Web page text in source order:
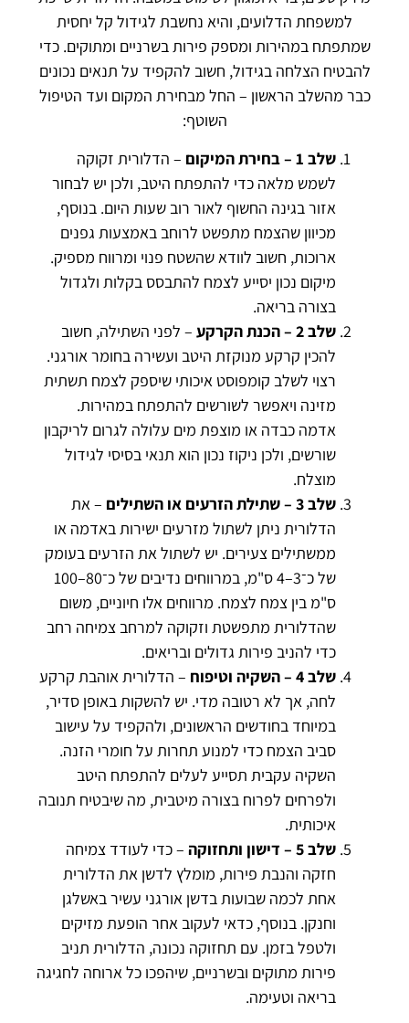
למשפחת הדלועים, והיא נחשבת לגידול קל יחסית
שמתפתח במהירות ומספק פירות בשרניים ומתוקים. כדי
להבטיח הצלחה בגידול, חשוב להקפיד על תנאים נכונים
כבר מהשלב הראשון – החל מבחירת המקום ועד הטיפול
השוטף:
שלב 1 – בחירת המיקום
– הדלורית זקוקה
לשמש מלאה כדי להתפתח היטב, ולכן יש לבחור
אזור בגינה החשוף לאור רוב שעות היום. בנוסף,
מכיוון שהצמח מתפשט לרוחב באמצעות גפנים
ארוכות, חשוב לוודא שהשטח פנוי ומרווח מספיק.
מיקום נכון יסייע לצמח להתבסס בקלות ולגדול
בצורה בריאה.
שלב 2 – הכנת הקרקע
– לפני השתילה, חשוב
להכין קרקע מנוקזת היטב ועשירה בחומר אורגני.
רצוי לשלב קומפוסט איכותי שיספק לצמח תשתית
מזינה ויאפשר לשורשים להתפתח במהירות.
אדמה כבדה או מוצפת מים עלולה לגרום לריקבון
שורשים, ולכן ניקוז נכון הוא תנאי בסיסי לגידול
מוצלח.
שלב 3 – שתילת הזרעים או השתילים
– את
הדלורית ניתן לשתול מזרעים ישירות באדמה או
ממשתילים צעירים. יש לשתול את הזרעים בעומק
של כ־3–4 ס"מ, במרווחים נדיבים של כ־80–100
ס"מ בין צמח לצמח. מרווחים אלו חיוניים, משום
שהדלורית מתפשטת וזקוקה למרחב צמיחה רחב
כדי להניב פירות גדולים ובריאים.
שלב 4 – השקיה וטיפוח
– הדלורית אוהבת קרקע
לחה, אך לא רטובה מדי. יש להשקות באופן סדיר,
במיוחד בחודשים הראשונים, ולהקפיד על עישוב
סביב הצמח כדי למנוע תחרות על חומרי הזנה.
השקיה עקבית תסייע לעלים להתפתח היטב
ולפרחים לפרוח בצורה מיטבית, מה שיבטיח תנובה
איכותית.
שלב 5 – דישון ותחזוקה
– כדי לעודד צמיחה
חזקה והנבת פירות, מומלץ לדשן את הדלורית
אחת לכמה שבועות בדשן אורגני עשיר באשלגן
וחנקן. בנוסף, כדאי לעקוב אחר הופעת מזיקים
ולטפל בזמן. עם תחזוקה נכונה, הדלורית תניב
פירות מתוקים ובשרניים, שיהפכו כל ארוחה לחגיגה
בריאה וטעימה.